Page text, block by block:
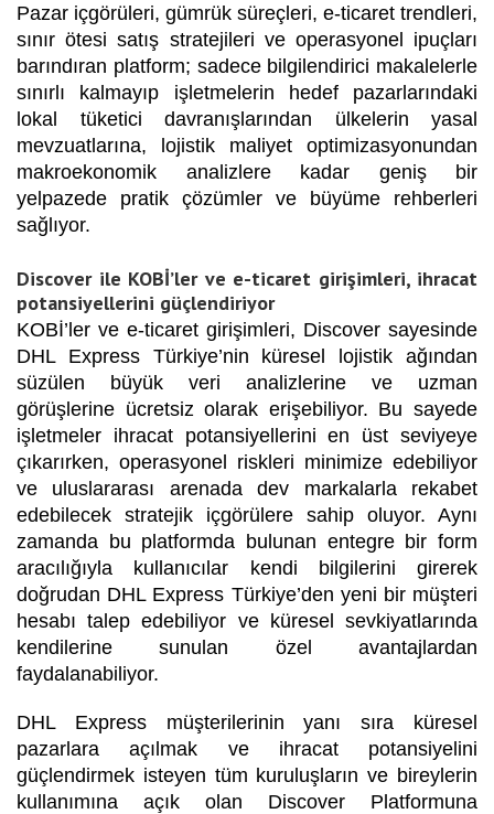
Pazar içgörüleri, gümrük süreçleri, e-ticaret trendleri,
sınır ötesi satış stratejileri ve operasyonel ipuçları
barındıran platform; sadece bilgilendirici makalelerle
sınırlı kalmayıp işletmelerin hedef pazarlarındaki
lokal tüketici davranışlarından ülkelerin yasal
mevzuatlarına, lojistik maliyet optimizasyonundan
makroekonomik analizlere kadar geniş bir
yelpazede pratik çözümler ve büyüme rehberleri
sağlıyor.
Discover ile KOBİ’ler ve e-ticaret girişimleri, ihracat
potansiyellerini güçlendiriyor
KOBİ’ler ve e-ticaret girişimleri, Discover sayesinde
DHL Express Türkiye’nin küresel lojistik ağından
süzülen büyük veri analizlerine ve uzman
görüşlerine ücretsiz olarak erişebiliyor. Bu sayede
işletmeler ihracat potansiyellerini en üst seviyeye
çıkarırken, operasyonel riskleri minimize edebiliyor
ve uluslararası arenada dev markalarla rekabet
edebilecek stratejik içgörülere sahip oluyor. Aynı
zamanda bu platformda bulunan entegre bir form
aracılığıyla kullanıcılar kendi bilgilerini girerek
doğrudan DHL Express Türkiye’den yeni bir müşteri
hesabı talep edebiliyor ve küresel sevkiyatlarında
kendilerine sunulan özel avantajlardan
faydalanabiliyor.
DHL Express müşterilerinin yanı sıra küresel
pazarlara açılmak ve ihracat potansiyelini
güçlendirmek isteyen tüm kuruluşların ve bireylerin
kullanımına açık olan Discover Platformuna